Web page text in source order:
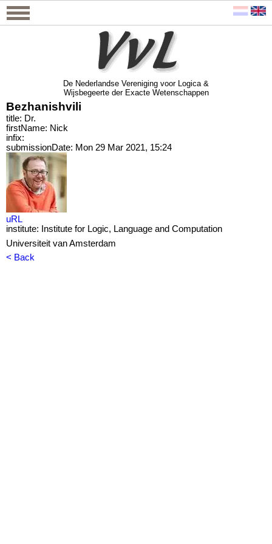
De Nederlandse Vereniging voor Logica &
Wijsbegeerte der Exacte Wetenschappen
De Nederlandse Vereniging voor Logica &
Wijsbegeerte der Exacte Wetenschappen
Bezhanishvili
title: Dr.
firstName: Nick
infix:
submissionDate: Mon 29 Mar 2021, 15:24
uRL
institute: Institute for Logic, Language and Computation
Universiteit van Amsterdam
< Back